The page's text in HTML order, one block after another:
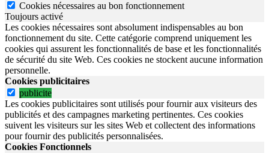
Cookies nécessaires au bon fonctionnement
Toujours activé
Les cookies nécessaires sont absolument indispensables au bon
fonctionnement du site. Cette catégorie comprend uniquement les
cookies qui assurent les fonctionnalités de base et les fonctionnalités
de sécurité du site Web. Ces cookies ne stockent aucune information
personnelle.
Cookies publicitaires
publicite
Les cookies publicitaires sont utilisés pour fournir aux visiteurs des
publicités et des campagnes marketing pertinentes. Ces cookies
suivent les visiteurs sur les sites Web et collectent des informations
pour fournir des publicités personnalisées.
Cookies Fonctionnels